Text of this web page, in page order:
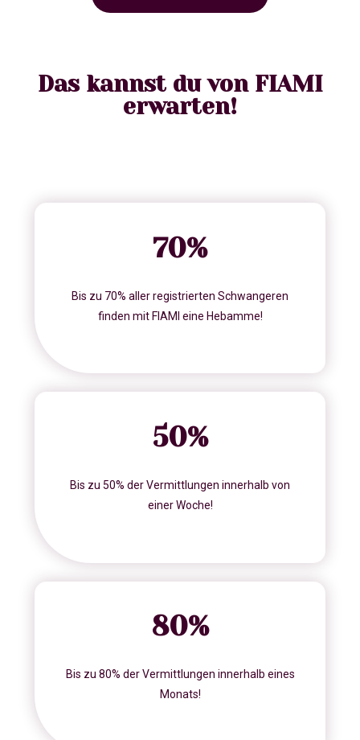
Das kannst du von FIAMI
erwarten!
70%
Bis zu 70% aller registrierten Schwangeren
finden mit FIAMI eine Hebamme!
50%
Bis zu 50% der Vermittlungen innerhalb von
einer Woche!
80%
Bis zu 80% der Vermittlungen innerhalb eines
Monats!